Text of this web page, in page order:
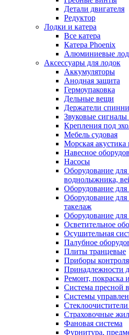
Детали двигателя
Редуктор
Лодки и катера
Все катера
Катера Phoenix
Алюминиевые
Аксессуары для лодок
Аккумуляторы
Анодная защита
Гермоупаковка
Дельные вещи
Держатели
Звуковые
Крепления под
Мебель судовая
Морская акустика
Навесное
Насосы
Оборудование для
воднолыжника,
Оборудование
Оборудование для
такелаж
Оборудование
Осветительное
Осушительная
Палубное
Плиты транцевые
Приборы контроля
Принадлежности
Ремонт, покраска
Система пресной
Системы
Стеклоочистители
Страховочные
Фановая система
Фурнитура,